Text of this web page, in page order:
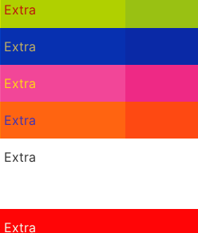
Extra
Extra
Extra
Extra
Extra
Extra